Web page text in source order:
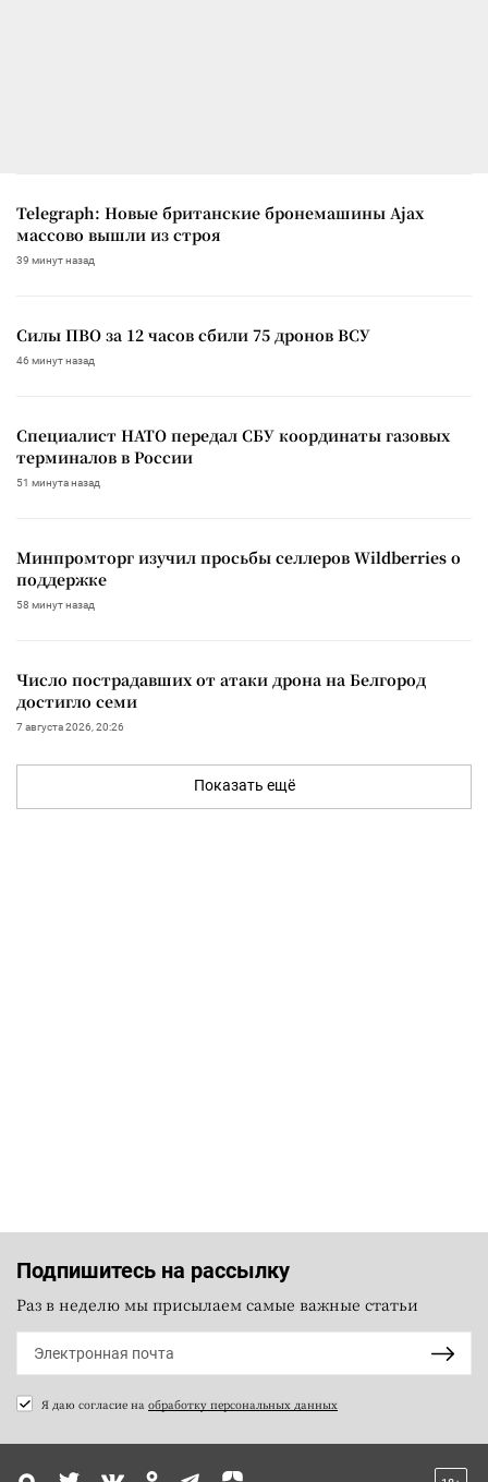
Telegraph: Новые британские бронемашины Ajax
массово вышли из строя
39 минут назад
Силы ПВО за 12 часов сбили 75 дронов ВСУ
46 минут назад
Специалист НАТО передал СБУ координаты газовых
терминалов в России
51 минута назад
Минпромторг изучил просьбы селлеров Wildberries о
поддержке
58 минут назад
Число пострадавших от атаки дрона на Белгород
достигло семи
7 августа 2026, 20:26
Показать ещё
Подпишитесь на рассылку
Раз в неделю мы присылаем самые важные статьи
Я даю согласие на обработку персональных данных